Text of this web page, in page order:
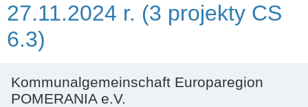
27.11.2024 r. (3 projekty CS
6.3)
Kommunalgemeinschaft Europaregion
POMERANIA e.V.